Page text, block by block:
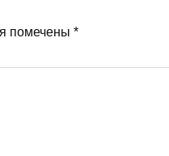
помечены *